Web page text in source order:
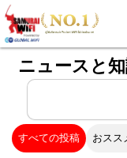
内
容
を
ニュースと
検
おスス
すべての投稿